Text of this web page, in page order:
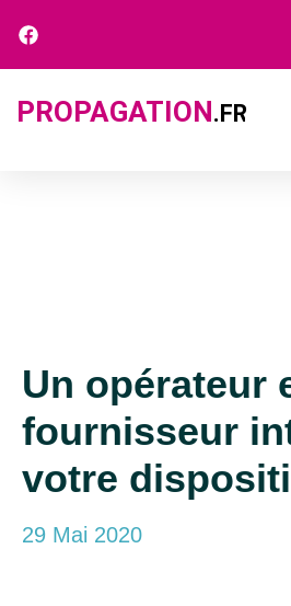
PROPAGATION.FR
Un opérateur
fournisseur
votre
29 Mai 2020